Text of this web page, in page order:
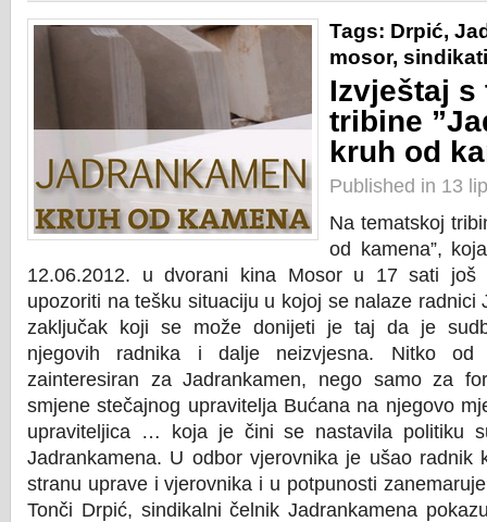
Tags: Drpić,
mosor, sindikati
Izvještaj s
tribine
kruh od
Published in 13
Na tematskoj
od kamena”,
12.06.2012. u dvorani kina Mosor u 17 sati još
upozoriti na tešku situaciju u kojoj se nalaze radnici
zaključak koji se može donijeti je taj da je
njegovih radnika i dalje neizvjesna. Nitko od
zainteresiran za Jadrankamen, nego samo za
smjene stečajnog upravitelja Bućana na njegovo
upraviteljica … koja je čini se nastavila politiku
Jadrankamena. U odbor vjerovnika je ušao
stranu uprave i vjerovnika i u potpunosti
Tonči Drpić, sindikalni čelnik Jadrankamena